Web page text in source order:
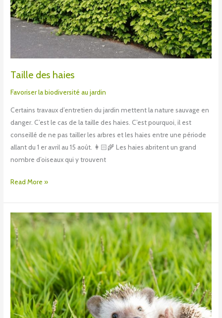
Taille des haies
Favoriser la biodiversité au jardin
Certains travaux d’entretien du jardin mettent la nature sauvage en
danger. C’est le cas de la taille des haies. C’est pourquoi, il est
conseillé de ne pas tailler les arbres et les haies entre une période
allant du 1 er avril au 15 août. 👩🏻‍🌾 Les haies abritent un grand
nombre d’oiseaux qui y trouvent
Read More »
Le
hérisson